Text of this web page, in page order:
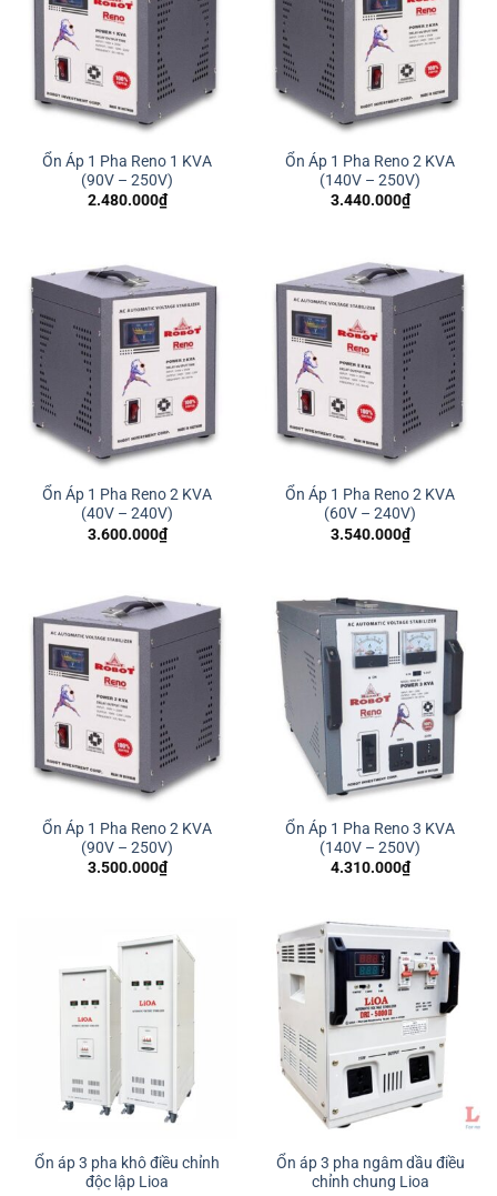
Ổn Áp 1 Pha Reno 1 KVA
(90V – 250V)
2.480.000₫
Ổn Áp 1 Pha Reno 2 KVA
(140V – 250V)
3.440.000₫
Ổn Áp 1 Pha Reno 2 KVA
(40V – 240V)
3.600.000₫
Ổn Áp 1 Pha Reno 2 KVA
(60V – 240V)
3.540.000₫
Ổn Áp 1 Pha Reno 2 KVA
(90V – 250V)
3.500.000₫
Ổn Áp 1 Pha Reno 3 KVA
(140V – 250V)
4.310.000₫
Ổn áp 3 pha khô điều chỉnh
độc lập Lioa
Ổn áp 3 pha ngâm dầu điều
chỉnh chung Lioa